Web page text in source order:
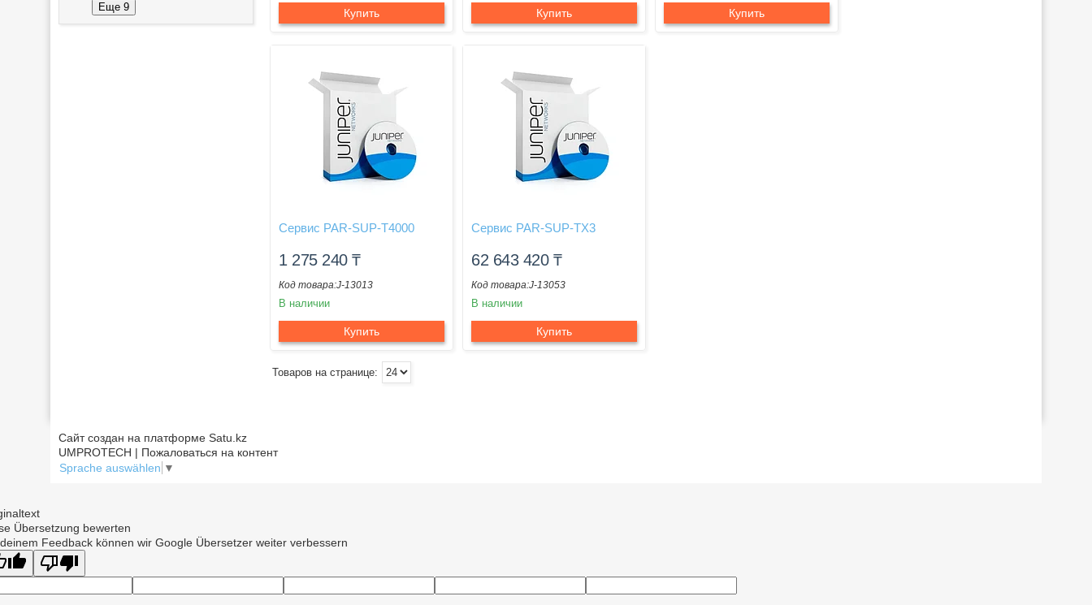
Еще 9 Купить Купить Купить
Сервис PAR-SUP-T4000
1 275 240₸
J-13013
В наличии
Купить
Сервис PAR-SUP-TX3
62 643 420 ₸
J-13053
В наличии
Купить
Сайт создан на платформе Satu.kz
UMPROTECH | Пожаловаться на контент
Sprache auswählen ▼
Übersetzung bewerten
Feedback können wir Google Übersetzer weiter verbessern